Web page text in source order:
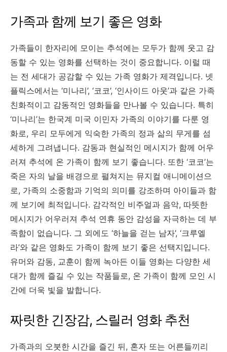
가족과 함께 보기 좋은 영화
가족들이 한자리에 모이는 추석에는 모두가 함께 웃고 감
동할 수 있는 영화를 선택하는 것이 중요합니다. 이럴 때
는 전 세대가 공감할 수 있는 가족 영화가 제격입니다. 넷
플릭스에서는 ‘미나리’, ‘코코’, ‘인사이드 아웃’과 같은 가족
친화적이고 감동적인 영화들을 만나볼 수 있습니다. 특히
‘미나리’는 한국계 미국 이민자 가족의 이야기를 다룬 영
화로, 우리 모두에게 익숙한 가족의 정과 삶의 무게를 섬
세하게 그려냅니다. 감동과 현실적인 메시지가 함께 어우
러져 추석에 온 가족이 함께 보기 좋습니다. 또한 ‘코코’는
죽은 자의 날을 배경으로 펼쳐지는 뮤지컬 애니메이션으
로, 가족의 소중함과 기억의 의미를 강조하며 아이들과 함
께 보기에 최적입니다. 감각적인 비주얼과 음악, 따뜻한
메시지가 어우러져 추석 연휴 동안 감성을 자극하는 데 부
족함이 없습니다. 그 외에도 ‘하늘을 걷는 남자’, ‘크루엘
라’와 같은 영화도 가족이 함께 보기 좋은 선택지입니다.
유머와 감동, 교훈이 함께 녹아든 이들 영화는 다양한 세
대가 함께 즐길 수 있는 작품들로, 온 가족이 함께 모인 시
간에 더욱 빛을 발합니다.
짜릿한 긴장감, 스릴러 영화 추천
가족과의 오붓한 시간을 즐긴 뒤, 혼자 또는 어른들끼리